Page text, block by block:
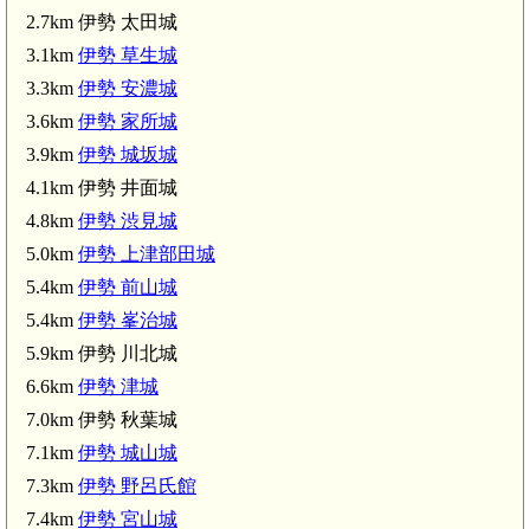
2.7km 伊勢 太田城
3.1km 伊勢 草生城
3.3km 伊勢 安濃城
3.6km 伊勢 家所城
3.9km 伊勢 城坂城
4.1km 伊勢 井面城
4.8km 伊勢 渋見城
5.0km 伊勢 上津部田城
5.4km 伊勢 前山城
5.4km 伊勢 峯治城
5.9km 伊勢 川北城
6.6km 伊勢 津城
7.0km 伊勢 秋葉城
7.1km 伊勢 城山城
7.3km 伊勢 野呂氏館
7.4km 伊勢 宮山城